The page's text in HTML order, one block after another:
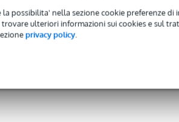
la possibilita' nella sezione cookie preferenze di
ulteriori informazioni sui cookies e sul
privacy policy.
e 80 W